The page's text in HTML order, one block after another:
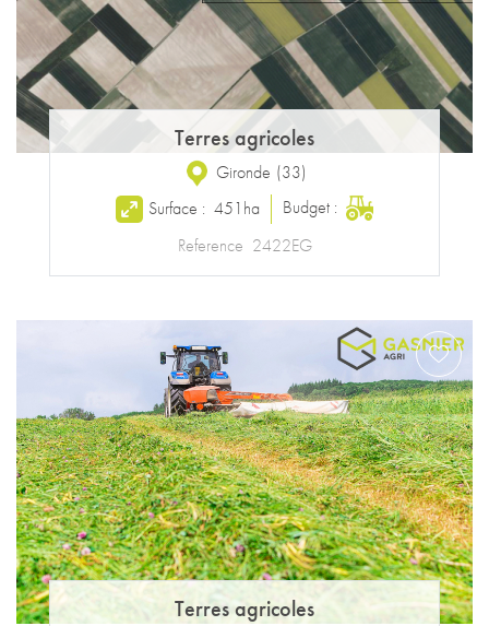
Terres agricoles
Gironde (33)
Surface : 451ha
Budget :
Reference 2422EG
Terres agricoles